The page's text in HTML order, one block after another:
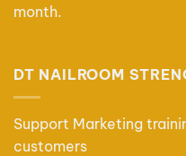
phẩm
month.
DT NAILROOM
Support Marketing
customers